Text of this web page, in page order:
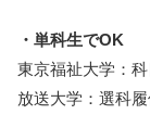
・単科生でOK
東京福祉大学：
放送大学：選科